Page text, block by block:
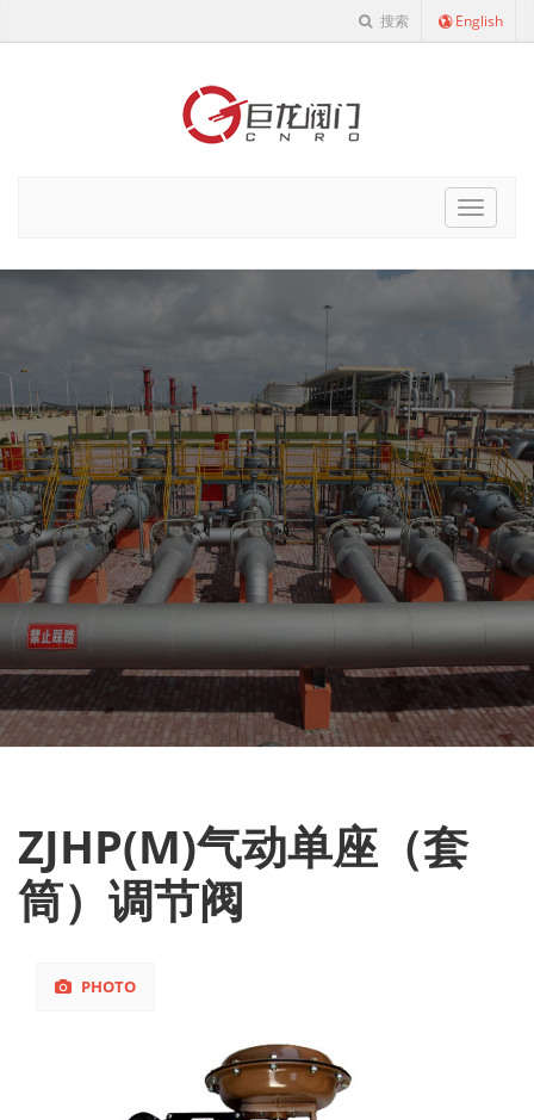
搜索 English
Cnro
ZJHP(M)气动单座（套
筒）调节阀
PHOTO